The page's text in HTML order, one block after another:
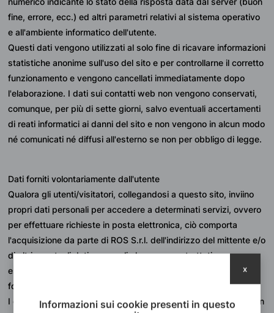
fine, errore, ecc.) ed altri parametri relativi al sistema operativo
e all'ambiente informatico dell'utente.
Questi dati vengono utilizzati al solo fine di ricavare informazioni
statistiche anonime sull'uso del sito e per controllarne il corretto
funzionamento e vengono cancellati immediatamente dopo
l'elaborazione. I dati sui contatti web non vengono conservati,
comunque, per più di sette giorni, salvo eventuali accertamenti
di reati informatici ai danni del sito e non vengono in alcun modo
né comunicati né diffusi all'esterno se non per obbligo di legge.
Dati forniti volontariamente dall'utente
Qualora gli utenti/visitatori, collegandosi a questo sito, inviino
propri dati personali per accedere a determinati servizi, ovvero
per effettuare richieste in posta elettronica, ciò comporta
l'acquisizione da parte di ROS S.r.l. dell'indirizzo del mittente e/o
di altri eventuali dati personali che verranno trattati
esclusivamente per rispondere alla richiesta, ovvero per la
fornitura del servizio.
I dati personali forniti dagli utenti/visitatori non vengono in alcun
Informazioni sui cookie presenti in questo
x